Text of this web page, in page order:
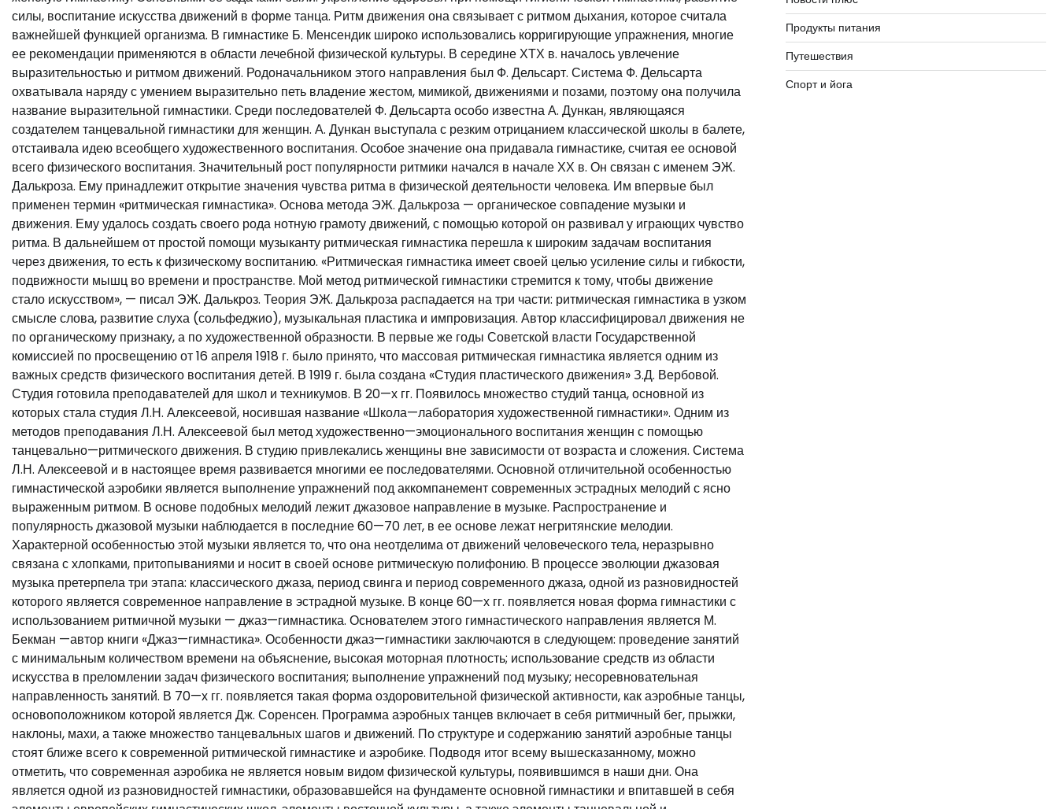
силы, воспитание искусства движений в форме танца. Ритм движения она связывает с ритмом дыхания, которое считала
важнейшей функцией организма. В гимнастике Б. Менсендик широко использовались корригирующие упражнения, многие
ее рекомендации применяются в области лечебной физической культуры. В середине ХТХ в. началось увлечение
выразительностью и ритмом движений. Родоначальником этого направления был Ф. Дельсарт. Система Ф. Дельсарта
охватывала наряду с умением выразительно петь владение жестом, мимикой, движениями и позами, поэтому она получила
название выразительной гимнастики. Среди последователей Ф. Дельсарта особо известна А. Дункан, являющаяся
создателем танцевальной гимнастики для женщин. А. Дункан выступала с резким отрицанием классической школы в балете,
отстаивала идею всеобщего художественного воспитания. Особое значение она придавала гимнастике, считая ее основой
всего физического воспитания. Значительный рост популярности ритмики начался в начале ХХ в. Он связан с именем ЭЖ.
Далькроза. Ему принадлежит открытие значения чувства ритма в физической деятельности человека. Им впервые был
применен термин «ритмическая гимнастика». Основа метода ЭЖ. Далькроза — органическое совпадение музыки и
движения. Ему удалось создать своего рода нотную грамоту движений, с помощью которой он развивал у играющих чувство
ритма. В дальнейшем от простой помощи музыканту ритмическая гимнастика перешла к широким задачам воспитания
через движения, то есть к физическому воспитанию. «Ритмическая гимнастика имеет своей целью усиление силы и гибкости,
подвижности мышц во времени и пространстве. Мой метод ритмической гимнастики стремится к тому, чтобы движение
стало искусством», — писал ЭЖ. Далькроз. Теория ЭЖ. Далькроза распадается на три части: ритмическая гимнастика в узком
смысле слова, развитие слуха (сольфеджио), музыкальная пластика и импровизация. Автор классифицировал движения не
по органическому признаку, а по художественной образности. В первые же годы Советской власти Государственной
комиссией по просвещению от 16 апреля 1918 г. было принято, что массовая ритмическая гимнастика является одним из
важных средств физического воспитания детей. В 1919 г. была создана «Студия пластического движения» З.Д. Вербовой.
Студия готовила преподавателей для школ и техникумов. В 20—х гг. Появилось множество студий танца, основной из
которых стала студия Л.Н. Алексеевой, носившая название «Школа—лаборатория художественной гимнастики». Одним из
методов преподавания Л.Н. Алексеевой был метод художественно—эмоционального воспитания женщин с помощью
танцевально—ритмического движения. В студию привлекались женщины вне зависимости от возраста и сложения. Система
Л.Н. Алексеевой и в настоящее время развивается многими ее последователями. Основной отличительной особенностью
гимнастической аэробики является выполнение упражнений под аккомпанемент современных эстрадных мелодий с ясно
выраженным ритмом. В основе подобных мелодий лежит джазовое направление в музыке. Распространение и
популярность джазовой музыки наблюдается в последние 60—70 лет, в ее основе лежат негритянские мелодии.
Характерной особенностью этой музыки является то, что она неотделима от движений человеческого тела, неразрывно
связана с хлопками, притопываниями и носит в своей основе ритмическую полифонию. В процессе эволюции джазовая
музыка претерпела три этапа: классического джаза, период свинга и период современного джаза, одной из разновидностей
которого является современное направление в эстрадной музыке. В конце 60—х гг. появляется новая форма гимнастики с
использованием ритмичной музыки — джаз—гимнастика. Основателем этого гимнастического направления является М.
Бекман —автор книги «Джаз—гимнастика». Особенности джаз—гимнастики заключаются в следующем: проведение занятий
с минимальным количеством времени на объяснение, высокая моторная плотность; использование средств из области
искусства в преломлении задач физического воспитания; выполнение упражнений под музыку; несоревновательная
направленность занятий. В 70—х гг. появляется такая форма оздоровительной физической активности, как аэробные танцы,
основоположником которой является Дж. Соренсен. Программа аэробных танцев включает в себя ритмичный бег, прыжки,
наклоны, махи, а также множество танцевальных шагов и движений. По структуре и содержанию занятий аэробные танцы
стоят ближе всего к современной ритмической гимнастике и аэробике. Подводя итог всему вышесказанному, можно
отметить, что современная аэробика не является новым видом физической культуры, появившимся в наши дни. Она
является одной из разновидностей гимнастики, образовавшейся на фундаменте основной гимнастики и впитавшей в себя
Продукты питания
Путешествия
Спорт и йога